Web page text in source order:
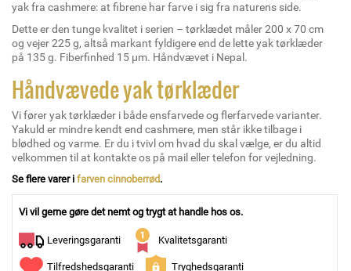
yak fra cashmere: at fibrene har farve i sig fra naturens side.
Dette er den tunge kvalitet i serien – tørklædet måler 200 x 70 cm
og vejer 225 g, altså markant fyldigere end de lette yak tørklæder
på 135 g. Fiberfinhed 15 µm. Håndvævet i Nepal.
Håndvævede yak tørklæder
Vi fører yak tørklæder i både ensfarvede og flerfarvede varianter.
Yakuld er mindre kendt end cashmere, men står ikke tilbage i
blødhed og varme. Er du i tvivl om hvad du skal vælge, er du altid
velkommen til at kontakte os på mail eller telefon for vejledning.
Se flere varer i farven cinnoberrød.
Vi vil gerne gøre det nemt og trygt at handle hos os.
Leveringsgaranti Kvalitetsgaranti
Tilfredshedsgaranti Tryghedsgaranti